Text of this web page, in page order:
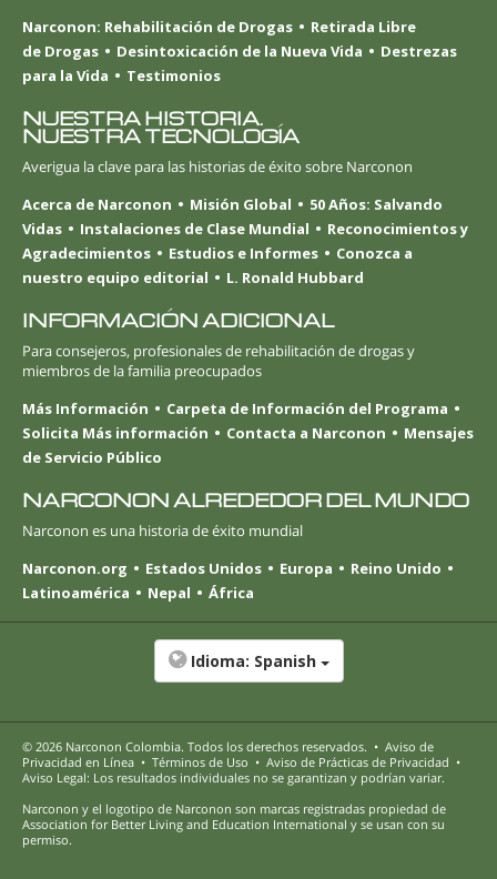
Narconon: Rehabilitación de Drogas
Retirada Libre
de Drogas
Desintoxicación de la Nueva Vida
Destrezas
para la Vida
Testimonios
NUESTRA HISTORIA.
NUESTRA TECNOLOGÍA
Averigua la clave para las historias de éxito sobre Narconon
Acerca de Narconon
Misión Global
50 Años: Salvando
Vidas
Instalaciones de Clase Mundial
Reconocimientos y
Agradecimientos
Estudios e Informes
Conozca a
nuestro equipo editorial
L. Ronald Hubbard
INFORMACIÓN ADICIONAL
Para consejeros, profesionales de rehabilitación de drogas y
miembros de la familia preocupados
Más Información
Carpeta de Información del Programa
Solicita Más información
Contacta a Narconon
Mensajes
de Servicio Público
NARCONON ALREDEDOR DEL MUNDO
Narconon es una historia de éxito mundial
Narconon.org
Estados Unidos Europa
Reino Unido
Latinoamérica
Nepal África
Idioma: Spanish
© 2026 Narconon Colombia. Todos los derechos reservados. • Aviso de
Privacidad en Línea • Términos de Uso • Aviso de Prácticas de Privacidad •
Aviso Legal: Los resultados individuales no se garantizan y podrían variar.
Narconon y el logotipo de Narconon son marcas registradas propiedad de
Association for Better Living and Education International y se usan con su
permiso.